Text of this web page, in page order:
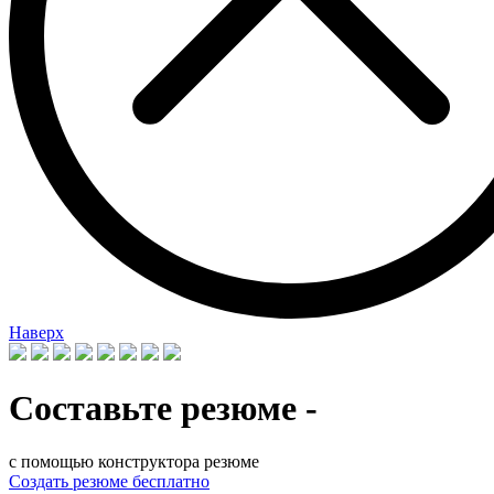
Наверх
Составьте резюме -
с помощью конструктора резюме
Создать резюме бесплатно